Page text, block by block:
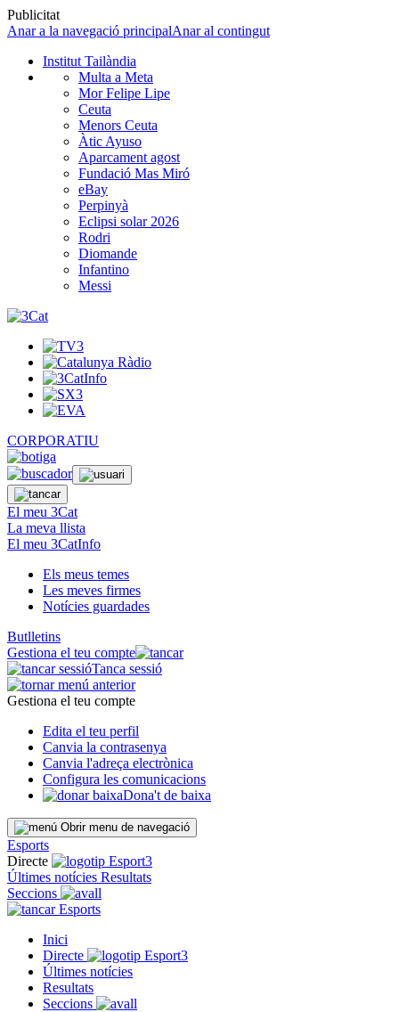
Publicitat
Anar a la navegació principalAnar al contingut
Institut Tailàndia
Multa a Meta
Mor Felipe Lipe
Ceuta
Menors Ceuta
Àtic Ayuso
Aparcament agost
Fundació Mas Miró
eBay
Perpinyà
Eclipsi solar 2026
Rodri
Diomande
Infantino
Messi
CORPORATIU
El meu 3Cat
La meva llista
El meu 3CatInfo
Els meus temes
Les meves firmes
Notícies guardades
Butlletins
Gestiona el teu compte
Tanca sessió
Gestiona el teu compte
Edita el teu perfil
Canvia la contrasenya
Canvia l'adreça electrònica
Configura les comunicacions
Dona't de baixa
Obrir menu de navegació
Esports
Directe
Últimes notícies Resultats
Seccions
Esports
Inici
Directe
Últimes notícies
Resultats
Seccions